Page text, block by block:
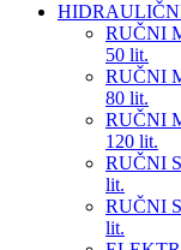
RUČNI
50 lit.
RUČNI
80 lit.
RUČNI
120 lit.
RUČNI
lit.
RUČNI
lit.